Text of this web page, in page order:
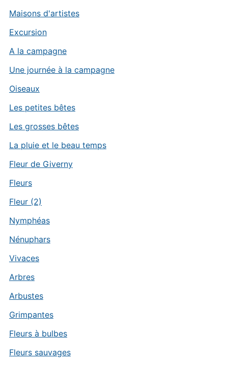
Maisons d'artistes
Excursion
A la campagne
Une journée à la campagne
Oiseaux
Les petites bêtes
Les grosses bêtes
La pluie et le beau temps
Fleur de Giverny
Fleurs
Fleur (2)
Nymphéas
Nénuphars
Vivaces
Arbres
Arbustes
Grimpantes
Fleurs à bulbes
Fleurs sauvages